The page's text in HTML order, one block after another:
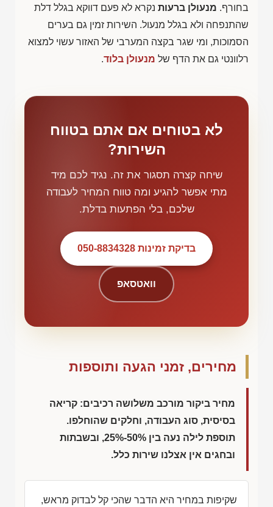
בחורף. מנעולן ברעות נקרא לא פעם דווקא בגלל דלת
שהתנפחה ולא בגלל מנעול. השירות זמין גם בערים
הסמוכות, ומי שגר בקצה המערבי של האזור עשוי למצוא
רלוונטי גם את הדף של מנעולן בלוד.
לא בטוחים אם אתם בטווח
השירות?
שיחה קצרה תסגור את זה. נגיד לכם מיד
מתי אפשר להגיע ומה טווח המחיר לעבודה
שלכם, בלי הפתעות בדלת.
בדיקת זמינות 050-8834328
וואטסאפ
מחירים, זמני הגעה ותוספות
מחיר ביקור מורכב משלושה רכיבים: קריאה
בסיסית, סוג העבודה, וחלקים שהוחלפו.
תוספת לילה נעה בין 50%-25%, ובשבתות
ובחגים אין אצלנו שירות כלל.
שקיפות במחיר היא הדבר שהכי קל לבדוק מראש,